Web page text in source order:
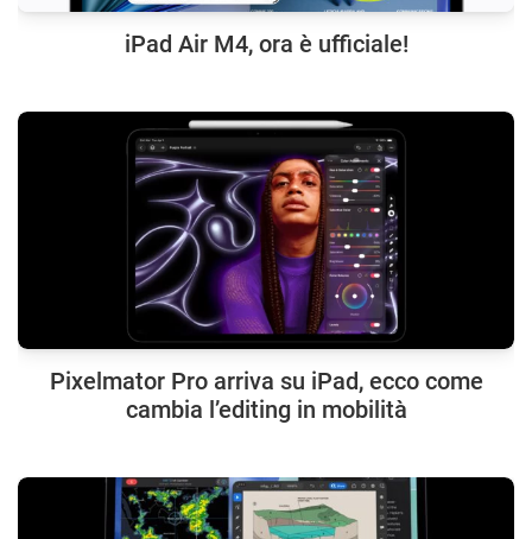
iPad Air M4, ora è ufficiale!
Pixelmator Pro arriva su iPad, ecco come
cambia l’editing in mobilità